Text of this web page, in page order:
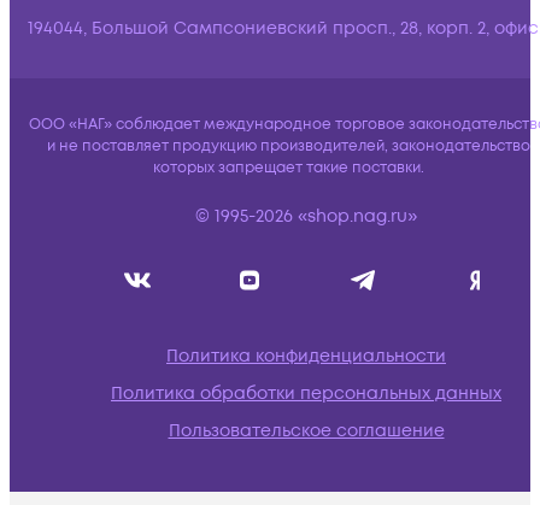
194044, Большой Сампсониевский просп., 28, корп. 2,
ООО «НАГ» соблюдает международное торговое
и не поставляет продукцию производителей, законодательство
которых запрещает такие поставки.
© 1995-2026 «shop.nag.ru»
Политика конфиденциальности
Политика обработки персональных данных
Пользовательское соглашение